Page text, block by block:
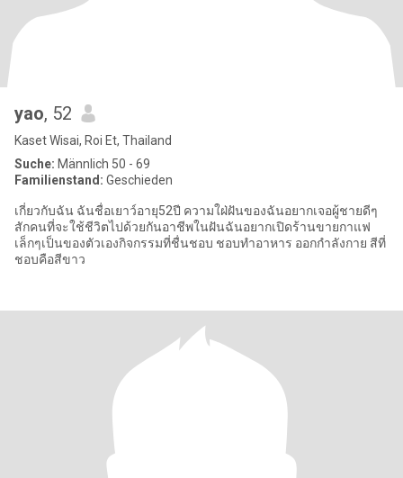
yao, 52
Kaset Wisai, Roi Et, Thailand
Suche: Männlich 50 - 69
Familienstand: Geschieden
เกี่ยวกับฉัน ฉันชื่อเยาว์อายุ52ปี ความใฝ่ฝันของฉันอยากเจอผู้ชายดีๆ
สักคนที่จะใช้ชีวิตไปด้วยกันอาชีพในฝันฉันอยากเปิดร้านขายกาแฟ
เล็กๆเป็นของตัวเองกิจกรรมที่ชื่นชอบ ชอบทำอาหาร ออกกำลังกาย สีที่
ชอบคือสีขาว